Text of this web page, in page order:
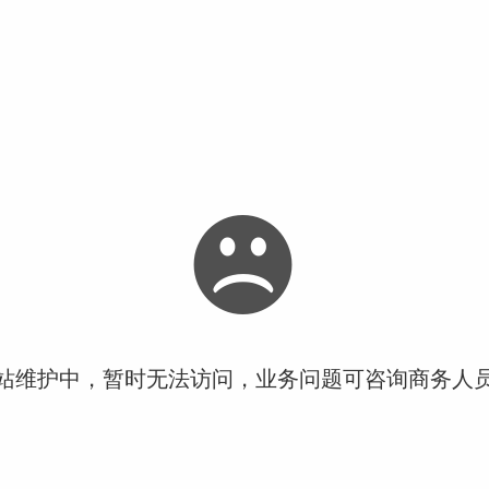
维护中，暂时无法访问，业务问题可咨询商务人